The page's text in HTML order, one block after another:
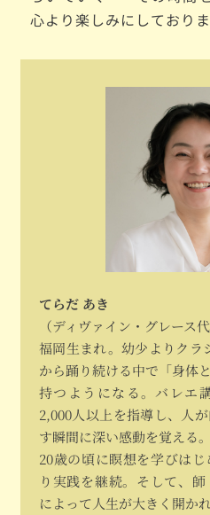
心より楽しみにしておりま
てらだ あき
（ディヴァイン・グレース代
福岡生まれ。幼少よりクラ
から踊り続ける中で「身体
持つようになる。バレエ
2,000人以上を指導し、人
す瞬間に深い感動を覚える。
20歳の頃に瞑想を学びは
り実践を継続。そして、
によって人生が大きく開か